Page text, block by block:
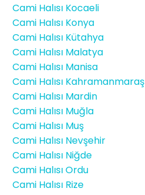
Cami Halısı Kocaeli
Cami Halısı Konya
Cami Halısı Kütahya
Cami Halısı Malatya
Cami Halısı Manisa
Cami Halısı Kahramanmaraş
Cami Halısı Mardin
Cami Halısı Muğla
Cami Halısı Muş
Cami Halısı Nevşehir
Cami Halısı Niğde
Cami Halısı Ordu
Cami Halısı Rize